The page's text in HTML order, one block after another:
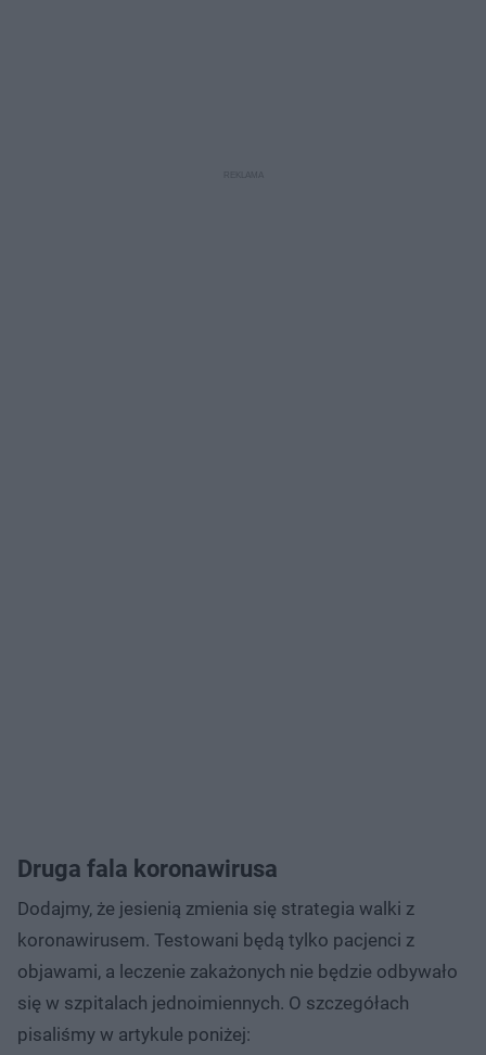
Druga fala koronawirusa
Dodajmy, że jesienią zmienia się strategia walki z
koronawirusem. Testowani będą tylko pacjenci z
objawami, a leczenie zakażonych nie będzie odbywało
się w szpitalach jednoimiennych. O szczegółach
pisaliśmy w artykule poniżej: